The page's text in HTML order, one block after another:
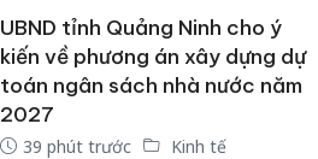
UBND tỉnh Quảng Ninh cho ý
kiến về phương án xây dựng dự
toán ngân sách nhà nước năm
2027
39 phút trước Kinh tế